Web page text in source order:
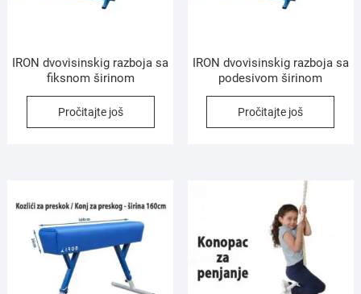
IRON dvovisinskig razboja sa
fiksnom širinom
Pročitajte još
IRON dvovisinskig razboja sa
podesivom širinom
Pročitajte još